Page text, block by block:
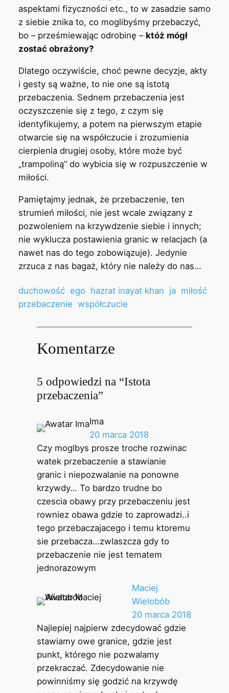
aspektami fizyczności etc., to w zasadzie samo
z siebie znika to, co moglibyśmy przebaczyć,
bo – prześmiewając odrobinę – któż mógł
zostać obrażony?
Dlatego oczywiście, choć pewne decyzje, akty
i gesty są ważne, to nie one są istotą
przebaczenia. Sednem przebaczenia jest
oczyszczenie się z tego, z czym się
identyfikujemy, a potem na pierwszym etapie
otwarcie się na współczucie i zrozumienia
cierpienia drugiej osoby, które może być
„trampoliną” do wybicia się w rozpuszczenie w
miłości.
Pamiętajmy jednak, że przebaczenie, ten
strumień miłości, nie jest wcale związany z
pozwoleniem na krzywdzenie siebie i innych;
nie wyklucza postawienia granic w relacjach (a
nawet nas do tego zobowiązuje). Jedynie
zrzuca z nas bagaż, który nie należy do nas…
duchowość ego hazrat inayat khan ja miłość
przebaczenie współczucie
Komentarze
5 odpowiedzi na “Istota
przebaczenia”
Ima
20 marca 2018
Czy moglbys prosze troche rozwinac
watek przebaczenie a stawianie
granic i niepozwalanie na ponowne
krzywdy… To bardzo trudne bo
czescia obawy przy przebaczeniu jest
rowniez obawa gdzie to zaprowadzi..i
tego przebaczajacego i temu ktoremu
sie przebacza…zwlaszcza gdy to
przebaczenie nie jest tematem
jednorazowym
Maciej
Wielobób
20 marca 2018
Najlepiej najpierw zdecydować gdzie
stawiamy owe granice, gdzie jest
punkt, którego nie pozwalamy
przekraczać. Zdecydowanie nie
powinniśmy się godzić na krzywdę